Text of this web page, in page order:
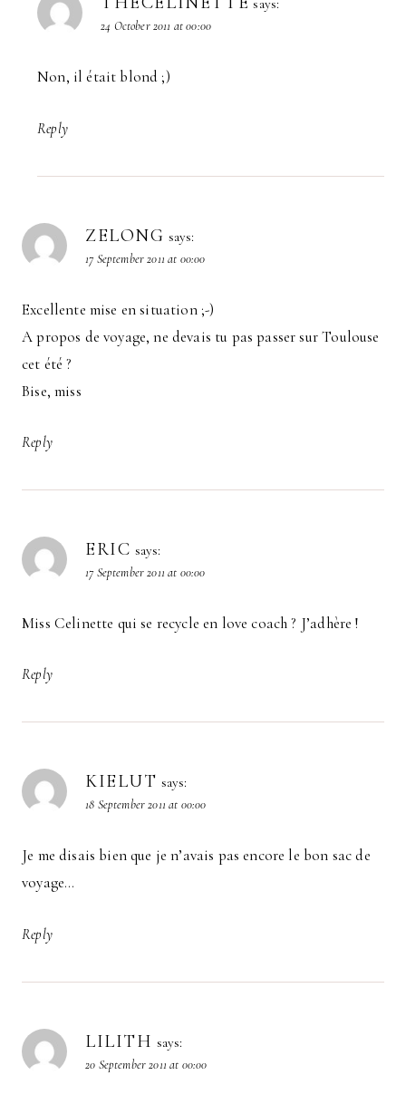
says:
24 October 2011 at 00:00
Non, il était blond ;)
Reply
ZELONG says:
17 September 2011 at 00:00
Excellente mise en situation ;-)
A propos de voyage, ne devais tu pas passer sur Toulouse
cet été ?
Bise, miss
Reply
ERIC says:
17 September 2011 at 00:00
Miss Celinette qui se recycle en love coach ? J’adhère !
Reply
KIELUT says:
18 September 2011 at 00:00
Je me disais bien que je n’avais pas encore le bon sac de
voyage…
Reply
LILITH says:
20 September 2011 at 00:00